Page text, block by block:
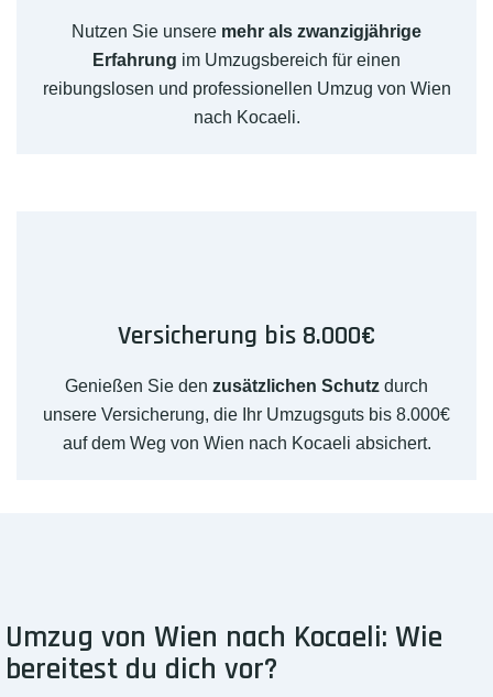
Nutzen Sie unsere mehr als zwanzigjährige
Erfahrung im Umzugsbereich für einen
reibungslosen und professionellen Umzug von Wien
nach Kocaeli.
Versicherung bis 8.000€
Genießen Sie den zusätzlichen Schutz durch
unsere Versicherung, die Ihr Umzugsguts bis 8.000€
auf dem Weg von Wien nach Kocaeli absichert.
Umzug von Wien nach Kocaeli: Wie
bereitest du dich vor?